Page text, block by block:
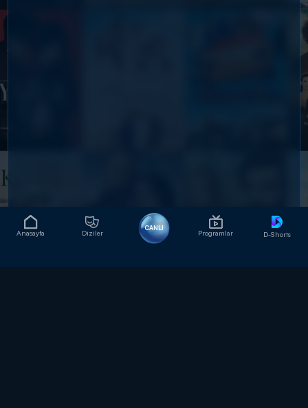
Anasayfa Diziler
CANLI
Programlar D-Shorts